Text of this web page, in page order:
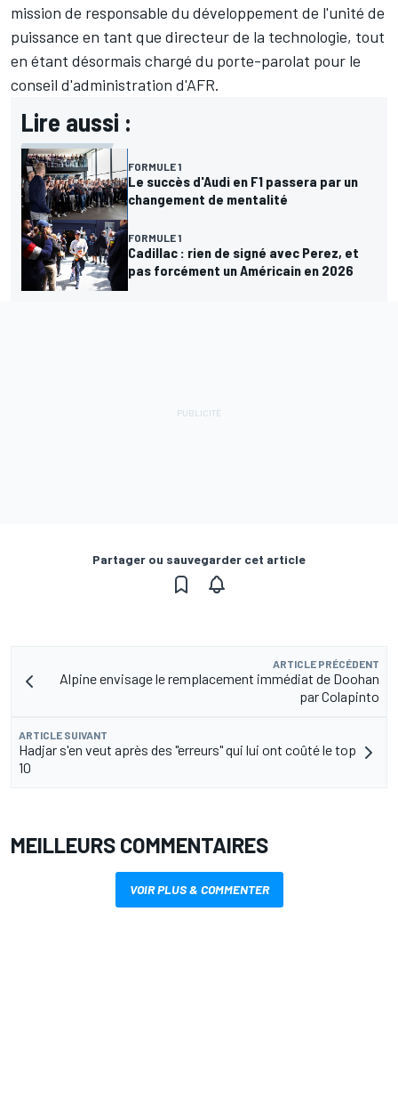
mission de responsable du développement de l'unité de
puissance en tant que directeur de la technologie, tout
en étant désormais chargé du porte-parolat pour le
conseil d'administration d'AFR.
Lire aussi :
FORMULE 1
Le succès d'Audi en F1 passera par un
changement de mentalité
FORMULE 1
Cadillac : rien de signé avec Perez, et
pas forcément un Américain en 2026
Partager ou sauvegarder cet article
ARTICLE PRÉCÉDENT
Alpine envisage le remplacement immédiat de Doohan
par Colapinto
ARTICLE SUIVANT
Hadjar s'en veut après des "erreurs" qui lui ont coûté le top
10
MEILLEURS COMMENTAIRES
VOIR PLUS & COMMENTER